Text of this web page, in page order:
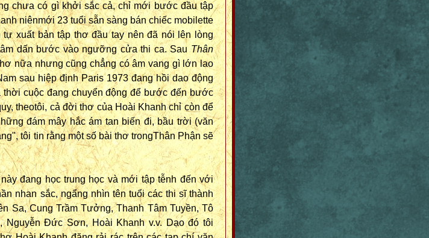
chưa có gì khởi sắc cả, chỉ mới bước đầu tập
niênmới 23 tuổi sẵn sàng bán chiếc mobilette
xuất bản tập thơ đầu tay nên đã nói lên lòng
dấn bước vào ngưỡng cửa thi ca. SauThân
nữa nhưng cũng chẳng có âm vang gì lớn lao
sau hiệp định Paris 1973 đang hồi dao động
cuộc đang chuyển động để bước đến bước
theotôi, cả đời thơ của Hoài Khanh chỉ còn để
đám mây hắc ám tan biến đi, bầu trời (văn
tôi tin rằng một số bài thơ trongThân Phận sẽ
đang học trung học và mới tập tễnh đến với
nhan sắc, ngẩng nhìn tên tuổi các thi sĩ thành
Sa, Cung Trầm Tưởng, Thanh Tâm Tuyền, Tô
Nguyễn Đức Sơn, Hoài Khanh v.v. Dạo đó tôi